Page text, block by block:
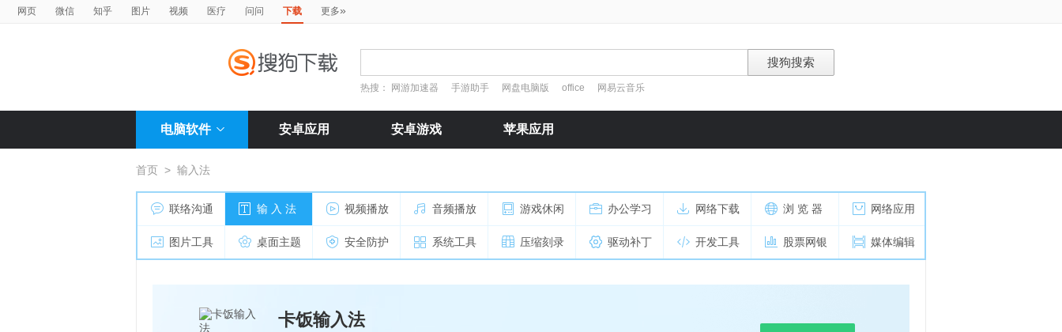
网页 微信 知乎 图片 视频 医疗 问问 下载 更多»
热搜： 网游加速器 手游助手 网盘电脑版 office 网易云音乐
电脑软件 安卓应用 安卓游戏 苹果应用
首页 > 输入法
联络沟通 输 入 法 视频播放 音频播放 游戏休闲 办公学习 网络下载 浏 览 器 网络应用
图片工具 桌面主题 安全防护 系统工具 压缩刻录 驱动补丁 开发工具 股票网银 媒体编辑
卡饭输入法